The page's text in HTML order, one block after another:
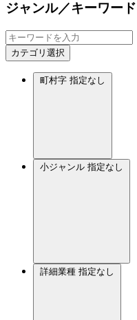
ジャンル／キーワード
カテゴリ選択
町村字 指定なし
小ジャンル 指定なし
詳細業種 指定なし